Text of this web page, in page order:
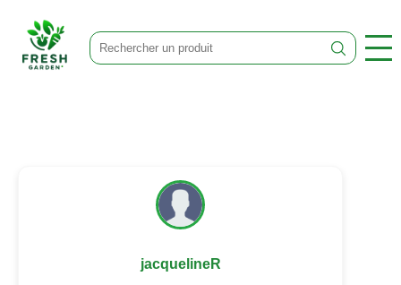
jacquelineR